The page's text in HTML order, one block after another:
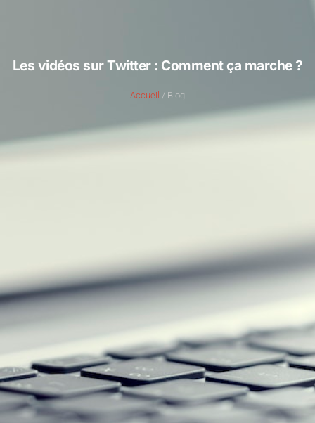
Les vidéos sur Twitter : Comment ça marche ?
Accueil / Blog